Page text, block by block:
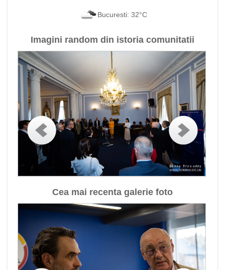
Bucuresti: 32°C
Imagini random din istoria comunitatii
Cea mai recenta galerie foto